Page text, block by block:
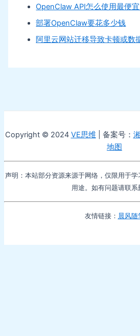
OpenClaw API怎么使用最便宜
部署OpenClaw要花多少钱
阿里云网站迁移导致卡顿或数
Copyright © 2024 VE思维 | 备案号：
地图
声明：本站部分资源来源于网络，仅限用于
用途。如有问题请联系
友情链接： 晨风随